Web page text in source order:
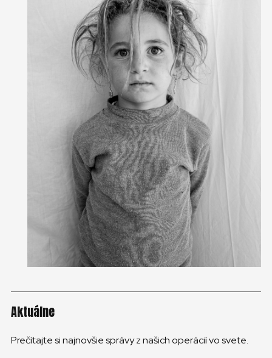
Aktuálne
Prečítajte si najnovšie správy z našich operácií vo svete.